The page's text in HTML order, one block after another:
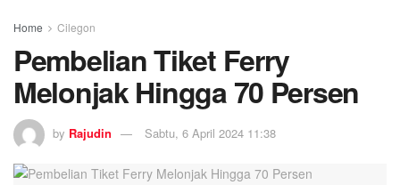
Home Cilegon
Pembelian Tiket Ferry
Melonjak Hingga 70 Persen
by Rajudin Sabtu, 6 April 2024 11:38